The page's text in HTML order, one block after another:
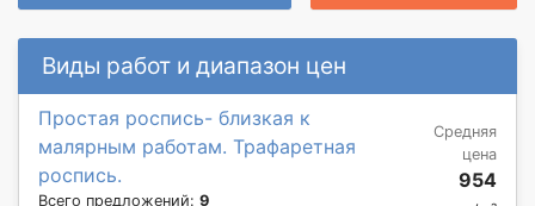
Виды работ и диапазон цен
Простая роспись- близкая к
малярным работам. Трафаретная
роспись.
Всего предложений: 9
Средняя
цена
954